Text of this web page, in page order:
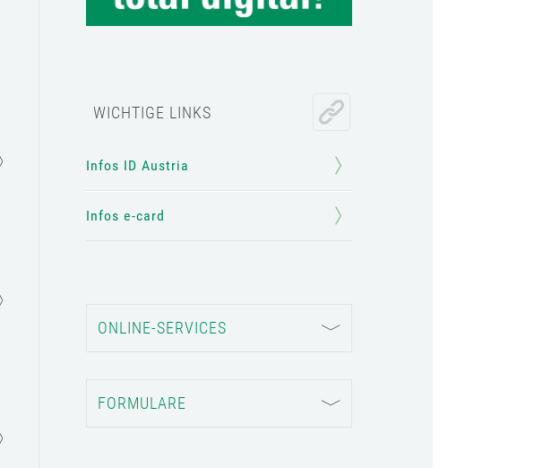
WICHTIGE LINKS
Infos ID Austria
Infos e-card
ONLINE-SERVICES
FORMULARE